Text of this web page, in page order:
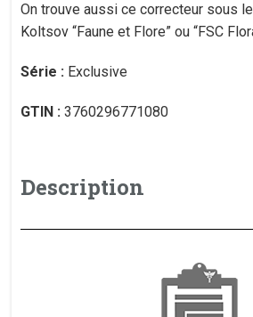
On trouve aussi ce correcteur sous
Koltsov “Faune et Flore” ou “FSC
Série : Exclusive
GTIN : 3760296771080
Description